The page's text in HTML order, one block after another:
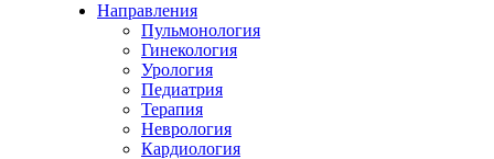
Направления
Пульмонология
Гинекология
Урология
Педиатрия
Терапия
Неврология
Кардиология